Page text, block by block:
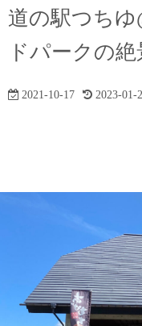
道の駅つちゆ
ドパークの絶
2021-10-17 2023-01-